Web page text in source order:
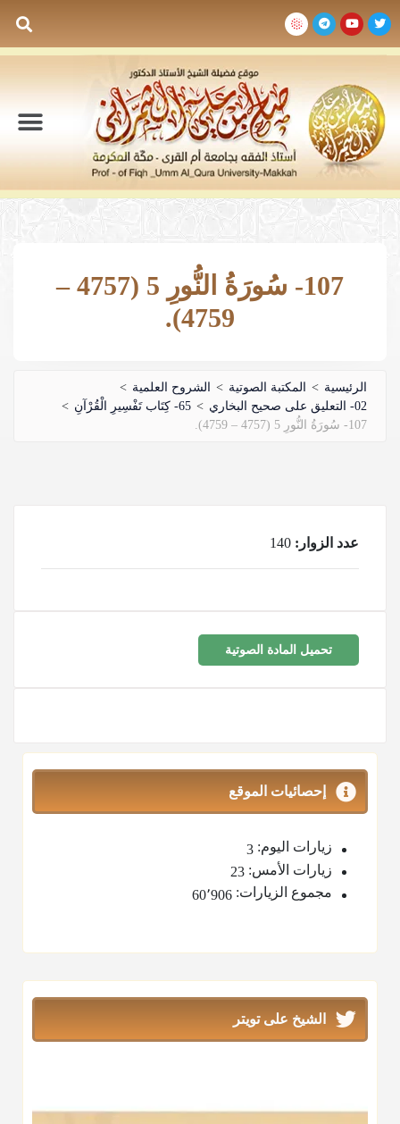
107- سُورَةُ النُّورِ 5 (4757 –
4759).
الرئيسية > المكتبة الصوتية > الشروح العلمية >
02- التعليق على صحيح البخاري
> 65- كِتَاب تَفْسِيرِ الْقُرْآنِ
>
107- سُورَةُ النُّورِ 5 (4757 – 4759).
عدد الزوار: 140
تحميل المادة الصوتية
إحصائيات الموقع
زيارات اليوم: 3
زيارات الأمس: 23
مجموع الزيارات: 60٬906
الشيخ على تويتر